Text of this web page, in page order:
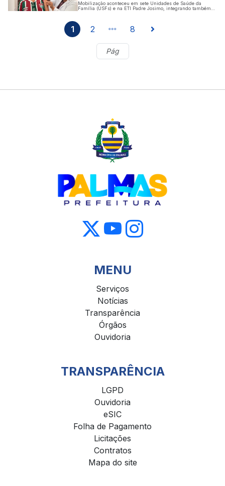
Mobilização aconteceu em sete Unidades de Saúde da
Família (USFs) e na ETI Padre Josimo, integrando também
1 2 8
MENU
Serviços
Notícias
Transparência
Órgãos
Ouvidoria
TRANSPARÊNCIA
LGPD
Ouvidoria
eSIC
Folha de Pagamento
Licitações
Contratos
Mapa do site